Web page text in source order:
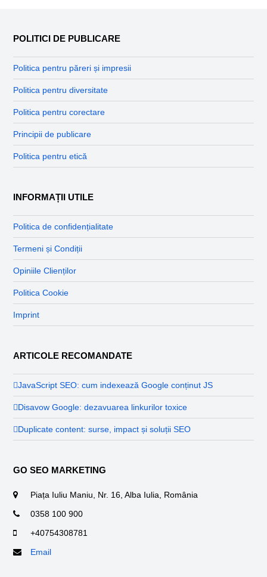
POLITICI DE PUBLICARE
Politica pentru păreri și impresii
Politica pentru diversitate
Politica pentru corectare
Principii de publicare
Politica pentru etică
INFORMAȚII UTILE
Politica de confidențialitate
Termeni și Condiții
Opiniile Clienților
Politica Cookie
Imprint
ARTICOLE RECOMANDATE
JavaScript SEO: cum indexează Google conținut JS
Disavow Google: dezavuarea linkurilor toxice
Duplicate content: surse, impact și soluții SEO
GO SEO MARKETING
Piața Iuliu Maniu, Nr. 16, Alba Iulia, România
0358 100 900
+40754308781
Email